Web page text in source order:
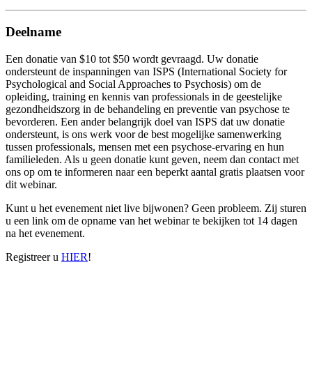
Deelname
Een donatie van $10 tot $50 wordt gevraagd. Uw donatie
ondersteunt de inspanningen van ISPS (International Society for
Psychological and Social Approaches to Psychosis) om de
opleiding, training en kennis van professionals in de geestelijke
gezondheidszorg in de behandeling en preventie van psychose te
bevorderen. Een ander belangrijk doel van ISPS dat uw donatie
ondersteunt, is ons werk voor de best mogelijke samenwerking
tussen professionals, mensen met een psychose-ervaring en hun
familieleden. Als u geen donatie kunt geven, neem dan contact met
ons op om te informeren naar een beperkt aantal gratis plaatsen voor
dit webinar.
Kunt u het evenement niet live bijwonen? Geen probleem. Zij sturen
u een link om de opname van het webinar te bekijken tot 14 dagen
na het evenement.
Registreer u HIER!